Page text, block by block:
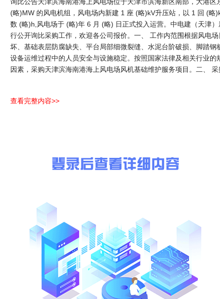
询比公告天津滨海南港海上风电场位于天津市滨海新区南部，大港
(略)MW 的风电机组，风电场内新建 1 座 (略)kV升压站，以 1 回 (
数 (略)h,风电场于 (略)年 6 月 (略) 日正式投入运营。中电建（天津
行公开询比采购工作，欢迎各公司报价。一、 工作内范围根据风电
坏、基础表层防腐缺失、平台局部细微裂缝、水泥台阶破损、脚踏
设备运维过程中的人员安全与设施稳定。按照国家法律及相关行业
因素，采购天津滨海南港海上风电场风机基础维护服务项目。二、
查看完整内容>>